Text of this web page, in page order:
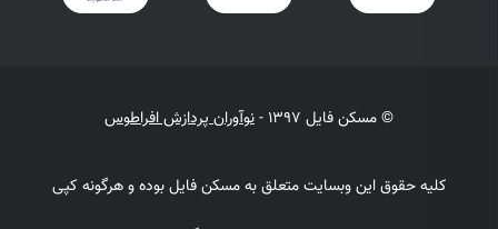
© مسکن فایل 1397 - نوآوران پردازش افراطوس
کلیه حقوق این وبسایت متعلق به مسکن فایل بوده و هرگونه کپی